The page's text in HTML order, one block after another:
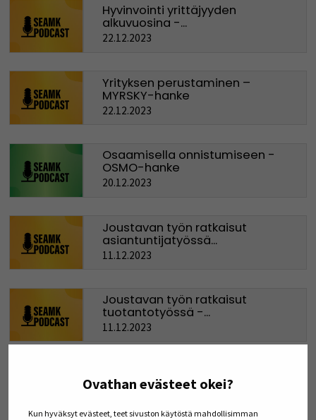
Ovathan evästeet okei?
Kun hyväksyt evästeet, teet sivuston käytöstä mahdollisimman
Hyvinvointi yrittäjyyden
alkuvuosina -...
22.12.2023
Yrityksen perustaminen –
MYRSKY-hanke
22.12.2023
Osaamisella onnistumiseen -
OSMO-hanke
20.12.2023
Joustavan työn ratkaisut
asiantuntijatyössä...
11.12.2023
Joustavan työn ratkaisut
tuotantotyössä -...
11.12.2023
hyödyntäminen...